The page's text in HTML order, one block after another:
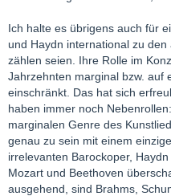
Ich halte es übrigens auch für
und Haydn international zu
zählen seien. Ihre Rolle im
Jahrzehnten marginal bzw. auf
einschränkt. Das hat sich
haben immer noch
marginalen Genre des
genau zu sein mit einem
irrelevanten Barockoper,
Mozart und Beethoven
ausgehend, sind Brahms,